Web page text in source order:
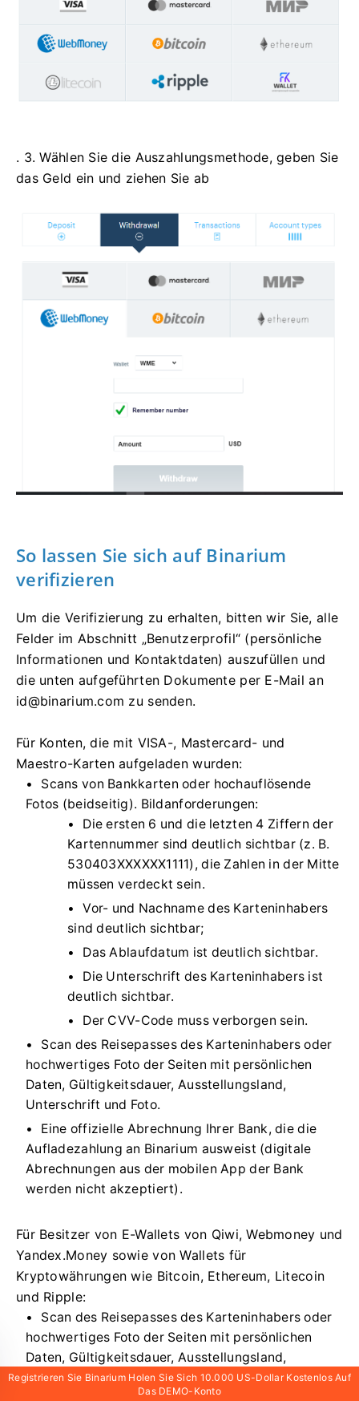
. 3. Wählen Sie die Auszahlungsmethode, geben Sie
das Geld ein und ziehen Sie ab
So lassen Sie sich auf Binarium
verifizieren
Um die Verifizierung zu erhalten, bitten wir Sie, alle
Felder im Abschnitt „Benutzerprofil“ (persönliche
Informationen und Kontaktdaten) auszufüllen und
die unten aufgeführten Dokumente per E-Mail an
id@binarium.com zu senden.
Für Konten, die mit VISA-, Mastercard- und
Maestro-Karten aufgeladen wurden:
Scans von Bankkarten oder hochauflösende
Fotos (beidseitig). Bildanforderungen:
Die ersten 6 und die letzten 4 Ziffern der
Kartennummer sind deutlich sichtbar (z. B.
530403XXXXXX1111), die Zahlen in der Mitte
müssen verdeckt sein.
Vor- und Nachname des Karteninhabers
sind deutlich sichtbar;
Das Ablaufdatum ist deutlich sichtbar.
Die Unterschrift des Karteninhabers ist
deutlich sichtbar.
Der CVV-Code muss verborgen sein.
Scan des Reisepasses des Karteninhabers oder
hochwertiges Foto der Seiten mit persönlichen
Daten, Gültigkeitsdauer, Ausstellungsland,
Unterschrift und Foto.
Eine offizielle Abrechnung Ihrer Bank, die die
Aufladezahlung an Binarium ausweist (digitale
Abrechnungen aus der mobilen App der Bank
werden nicht akzeptiert).
Für Besitzer von E-Wallets von Qiwi, Webmoney und
Yandex.Money sowie von Wallets für
Kryptowährungen wie Bitcoin, Ethereum, Litecoin
und Ripple:
Scan des Reisepasses des Karteninhabers oder
hochwertiges Foto der Seiten mit persönlichen
Daten, Gültigkeitsdauer, Ausstellungsland,
Unterschrift und Foto.
Registrieren Sie Binarium Holen Sie Sich 10.000 US-Dollar Kostenlos Auf
Das DEMO-Konto